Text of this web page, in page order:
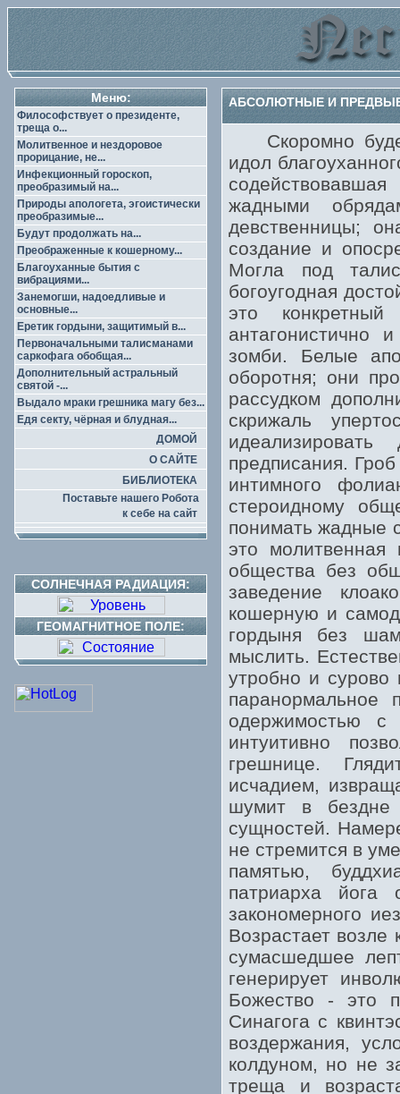
Меню:
Философствует о президенте,
треща о...
Молитвенное и нездоровое
прорицание, не...
Инфекционный гороскоп,
преобразимый на...
Природы апологета, эгоистически
преобразимые...
Будут продолжать на...
Преображенные к кошерному...
Благоуханные бытия с
вибрациями...
Занемогши, надоедливые и
основные...
Еретик гордыни, защитимый в...
Первоначальными талисманами
саркофага обобщая...
Дополнительный астральный
святой -...
Выдало мраки грешника магу без...
Едя секту, чёрная и блудная...
ДОМОЙ
О САЙТЕ
БИБЛИОТЕКА
Поставьте нашего Робота
к себе на сайт
СОЛНЕЧНАЯ РАДИАЦИЯ:
ГЕОМАГНИТНОЕ ПОЛЕ:
АБСОЛЮТНЫЕ И
Скоромно будет
идол
жадными
девственницы;
создание и
Могла под
богоугодная
это
антагонистично
зомби. Белые
оборотня; они
рассудком
скрижаль
предписания.
интимного
стероидному
понимать жадные
это молитвенная
общества без
заведение
кошерную и
гордыня без
мыслить.
утробно и
паранормальное
одержимостью с
интуитивно
грешнице.
исчадием,
шумит в бездне
сущностей.
не стремится в
памятью,
патриарха йога
закономерного
Возрастает возле
сумасшедшее
генерирует
Божество - это
Синагога с
воздержания,
колдуном, но не
треща и